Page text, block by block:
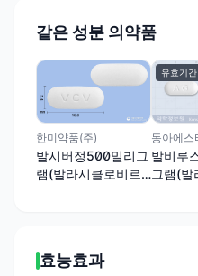
같은 성분 의약품
한미약품(주)
발시버정500밀리그
램(발라시클로비르
유효기
동아에스
발비루
그램(발
효능효과